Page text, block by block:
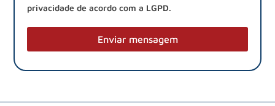
privacidade de acordo com a LGPD.
Enviar mensagem